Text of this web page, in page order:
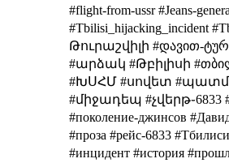
#flight-from-ussr #Jeans-
#Tbilisi_hijacking_incident
Թուրաշվիլի #დავით-
#արձակ #Թբիլիսի
#ԽՍՀՄ #սովետ
#միջադեպ #չվերթ֊6833
#поколение-джинсов
#проза #рейс-6833
#инцидент #история